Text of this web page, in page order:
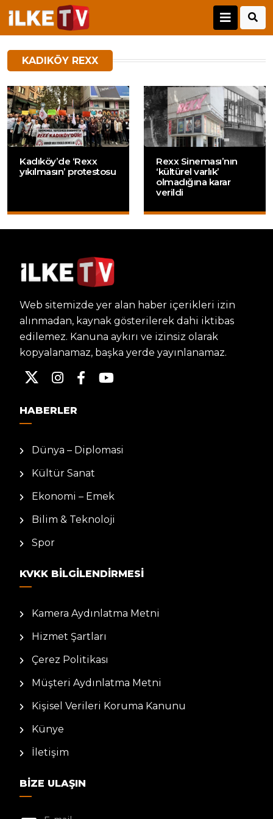
KADIKÖY REXX
Kadıköy’de ‘Rexx
yıkılmasın’ protestosu
Rexx Sineması’nın
‘kültürel varlık’
olmadığına karar
verildi
Web sitemizde yer alan haber içerikleri izin
alınmadan, kaynak gösterilerek dahi iktibas
edilemez. Kanuna aykırı ve izinsiz olarak
kopyalanamaz, başka yerde yayınlanamaz.
HABERLER
Dünya – Diplomasi
Kültür Sanat
Ekonomi – Emek
Bilim & Teknoloji
Spor
KVKK BILGILENDIRMESI
Kamera Aydınlatma Metni
Hizmet Şartları
Çerez Politikası
Müşteri Aydınlatma Metni
Kişisel Verileri Koruma Kanunu
Künye
İletişim
BIZE ULAŞIN